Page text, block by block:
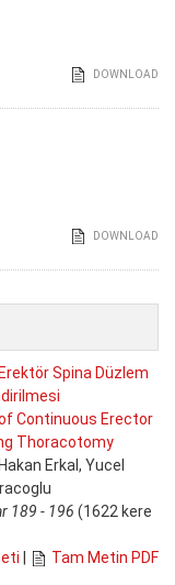
DOWNLOAD
DOWNLOAD
Spina Düzlem
Continuous Erector
Thoracotomy
Erkal, Yucel
189 - 196 (1622 kere
| Tam Metin PDF